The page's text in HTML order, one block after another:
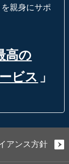
親身にサポ
高の
ビス 」
アンス方針